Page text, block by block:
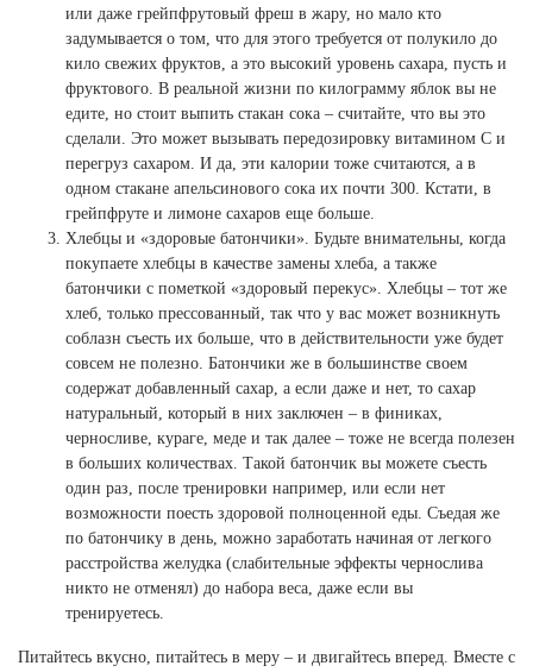
или даже грейпфрутовый фреш в жару, но мало кто
задумывается о том, что для этого требуется от полукило до
кило свежих фруктов, а это высокий уровень сахара, пусть и
фруктового. В реальной жизни по килограмму яблок вы не
едите, но стоит выпить стакан сока – считайте, что вы это
сделали. Это может вызывать передозировку витамином С и
перегруз сахаром. И да, эти калории тоже считаются, а в
одном стакане апельсинового сока их почти 300. Кстати, в
грейпфруте и лимоне сахаров еще больше.
Хлебцы и «здоровые батончики». Будьте внимательны, когда
покупаете хлебцы в качестве замены хлеба, а также
батончики с пометкой «здоровый перекус». Хлебцы – тот же
хлеб, только прессованный, так что у вас может возникнуть
соблазн съесть их больше, что в действительности уже будет
совсем не полезно. Батончики же в большинстве своем
содержат добавленный сахар, а если даже и нет, то сахар
натуральный, который в них заключен – в финиках,
черносливе, кураге, меде и так далее – тоже не всегда полезен
в больших количествах. Такой батончик вы можете съесть
один раз, после тренировки например, или если нет
возможности поесть здоровой полноценной еды. Съедая же
по батончику в день, можно заработать начиная от легкого
расстройства желудка (слабительные эффекты чернослива
никто не отменял) до набора веса, даже если вы
тренируетесь.
Питайтесь вкусно, питайтесь в меру – и двигайтесь вперед. Вместе с